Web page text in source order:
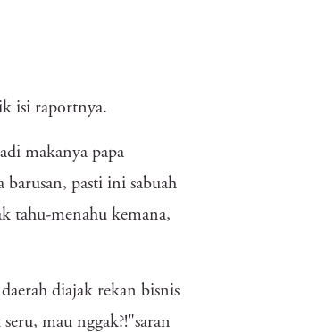
isi raportnya.
makanya papa
pasti ini sabuah
tahu-menahu kemana,
diajak rekan bisnis
mau nggak?!"saran